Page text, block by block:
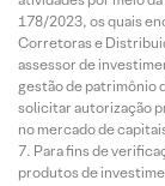
178/2023, os quais
Corretoras e
assessor de
gestão de patrimônio
solicitar autorização
no mercado de
Para fins de
produtos de